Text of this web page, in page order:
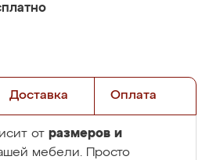
Доставка Оплата
от размеров и
мебели. Просто